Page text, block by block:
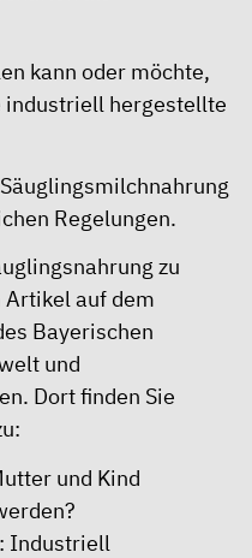
kann oder möchte,
industriell hergestellte
Regelungen.
zu
Artikel auf dem
Bayerischen
und
Dort finden Sie
und Kind
Industriell